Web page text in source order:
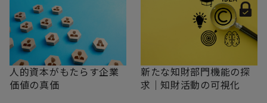
人的資本がもたらす企業
価値の真価
新たな知財部門機能の探
求｜知財活動の可視化